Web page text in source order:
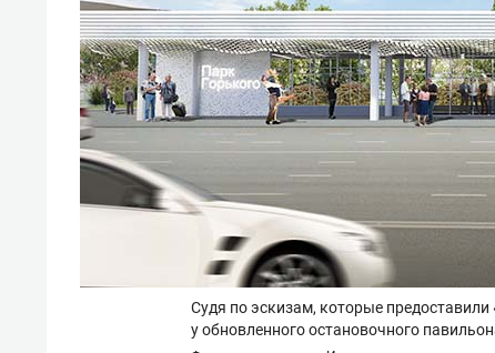
Судя по эскизам, которые
у обновленного остановочного